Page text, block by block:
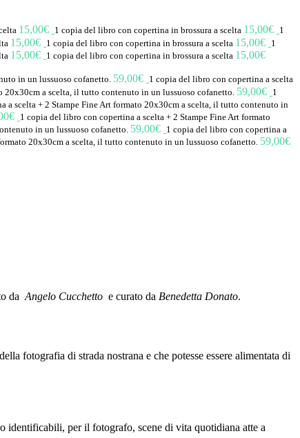
15,00€ 1 copia del libro con copertina in brossura a scelta 15,00€ 1
15,00€ 1 copia del libro con copertina in brossura a scelta 15,00€ 1
15,00€ 1 copia del libro con copertina in brossura a scelta 15,00€
in un lussuoso cofanetto. 59,00€ 1 copia del libro con copertina a scelta
a scelta, il tutto contenuto in un lussuoso cofanetto. 59,00€ 1
a scelta + 2 Stampe Fine Art formato 20x30cm a scelta, il tutto contenuto in
€ 1 copia del libro con copertina a scelta + 2 Stampe Fine Art formato
in un lussuoso cofanetto. 59,00€ 1 copia del libro con copertina a
20x30cm a scelta, il tutto contenuto in un lussuoso cofanetto. 59,00€
da Angelo Cucchetto e curato da Benedetta Donato.
fotografia di strada nostrana e che potesse essere alimentata di
identificabili, per il fotografo, scene di vita quotidiana atte a